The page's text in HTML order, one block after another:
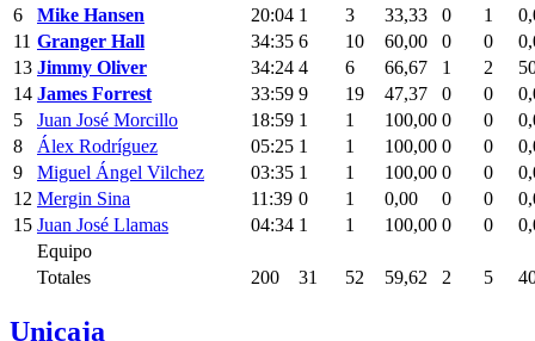
6
Mike Hansen 20:04 1 3 33,33 0 1
11 Granger Hall 34:35 6 10 60,00 0 0
13 Jimmy Oliver 34:24 4 6 66,67 1 2
14 James Forrest 33:59 9 19 47,37 0 0
5
Juan José Morcillo 18:59 1 1 100,00 0 0
8
Álex Rodríguez 05:25 1 1 100,00 0 0
9
Miguel Ángel Vilchez 03:35 1 1 100,00 0 0
12 Mergin Sina 11:39 0 1 0,00 0 0
15 Juan José Llamas 04:34 1 1 100,00 0 0
Equipo
Totales
200 31 52 59,62 2 5
Unicaja